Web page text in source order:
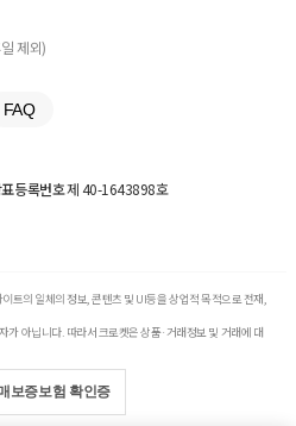
제외)
FAQ
등록번호제 40-1643898호
트의 일체의 정보, 콘텐츠 및 UI등을 상업적 목적으로 전재,
아닙니다. 따라서 크로켓은 상품·거래정보 및 거래에 대
보증보험 확인증